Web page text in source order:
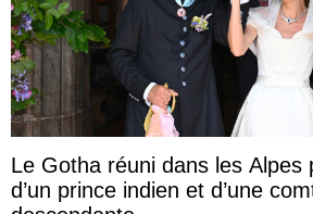
Le Gotha réuni dans les Alpes
d’un prince indien et d’une